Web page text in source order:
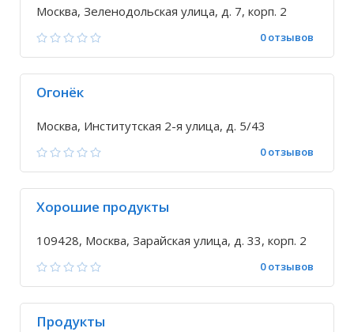
Москва, Зеленодольская улица, д. 7, корп. 2
0 отзывов
Огонёк
Москва, Институтская 2-я улица, д. 5/43
0 отзывов
Хорошие продукты
109428, Москва, Зарайская улица, д. 33, корп. 2
0 отзывов
Продукты